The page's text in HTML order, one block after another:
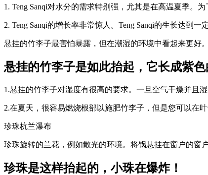
1. Teng Sanqi对水分的需求特别强，尤其是在高温夏季。
2. Teng Sanqi的增长率非常惊人。Teng Sanqi的生长达到
悬挂的竹李子最害怕暴露，但在潮湿的环境中看起来更好
悬挂的竹李子是如此抬起，它长成紫色
1.悬挂的竹李子对湿度有很高的要求。一旦空气干燥并且
2.在夏天，很容易燃烧根部以施肥竹李子，但是您可以在
珍珠杭兰瀑布
珍珠旋转的兰花，例如散光的环境。将锅悬挂在窗户的窗
珍珠是这样抬起的，小珠在爆炸！